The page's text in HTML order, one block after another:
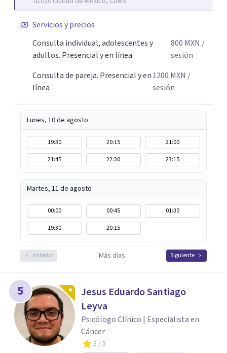
sientes es el primer paso para darle un nuevo sentido a
amabilidad e ir soltando de a poco las cargas que llevas
día a día. Si buscas un espacio donde sentirte escuchado o
escuchada y reencontrarte contigo y tu tranquilidad, aquí
estoy para acompañarte en tu proceso.
Servicios y precios
Consulta individual, adolescentes y
adultos. Presencial y en línea
800 MXN /
sesión
Consulta de pareja. Presencial y en
línea
1200 MXN /
sesión
Lunes, 10 de agosto
19:30 20:15
21:00
21:45
22:30 23:15
Martes, 11 de agosto
00:00 00:45
01:30
19:30
20:15
Anterior Más días Siguiente
5
Jesus Eduardo Santiago
Leyva
Psicólogo Clínico | Especialista en
Cáncer
5 / 5